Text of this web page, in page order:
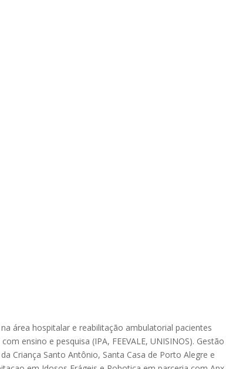
área hospitalar e reabilitação ambulatorial pacientes
ensino e pesquisa (IPA, FEEVALE, UNISINOS).
Criança Santo Antônio, Santa Casa de Porto Alegre e